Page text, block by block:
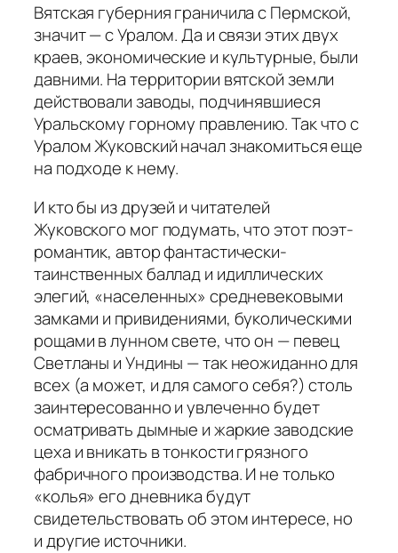
Вятская губерния граничила с Пермской,
значит — с Уралом. Да и связи этих двух
краев, экономические и культурные, были
давними. На территории вятской земли
действовали заводы, подчинявшиеся
Уральскому горному правлению. Так что с
Уралом Жуковский начал знакомиться еще
на подходе к нему.
И кто бы из друзей и читателей
Жуковского мог подумать, что этот поэт-
романтик, автор фантастически-
таинственных баллад и идиллических
элегий, «населенных» средневековыми
замками и привидениями, буколическими
рощами в лунном свете, что он — певец
Светланы и Ундины — так неожиданно для
всех (а может, и для самого себя?) столь
заинтересованно и увлеченно будет
осматривать дымные и жаркие заводские
цеха и вникать в тонкости грязного
фабричного производства. И не только
«колья» его дневника будут
свидетельствовать об этом интересе, но
и другие источники.